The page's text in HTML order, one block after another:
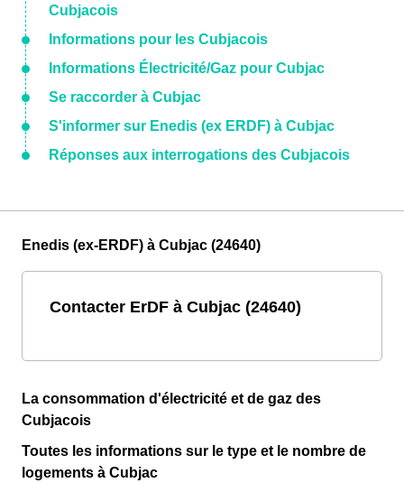
Cubjacois
Informations pour les Cubjacois
Informations Électricité/Gaz pour Cubjac
Se raccorder à Cubjac
S'informer sur Enedis (ex ERDF) à Cubjac
Réponses aux interrogations des Cubjacois
Enedis (ex-ERDF) à Cubjac (24640)
Contacter ErDF à Cubjac (24640)
La consommation d'électricité et de gaz des
Cubjacois
Toutes les informations sur le type et le nombre de
logements à Cubjac